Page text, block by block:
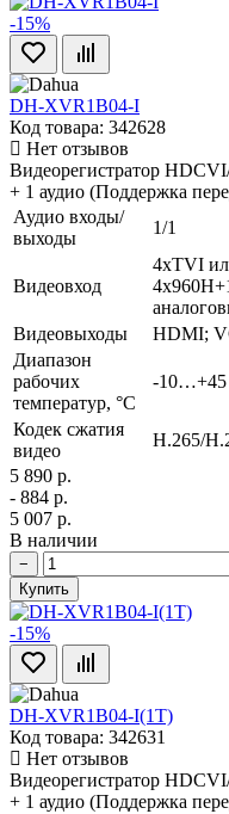
-15%
DH-XVR1B04-I
Код товара: 342628
Нет отзывов
Видеорегистратор
+ 1 аудио (Поддержка
Аудио входы/
выходы
1/1
Видеовход
4xTVI
Видеовыходы
HDMI;
Диапазон
рабочих
температур, °С
-10…+45
Кодек сжатия
видео
H.265/
5 890 р.
- 884 р.
5 007 р.
В наличии
−
Купить
-15%
DH-XVR1B04-I(1T)
Код товара: 342631
Нет отзывов
Видеорегистратор
+ 1 аудио (Поддержка